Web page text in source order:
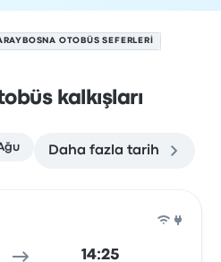
OTOBÜS SEFERLERI
kalkışları
Daha fazla tarih
14:25